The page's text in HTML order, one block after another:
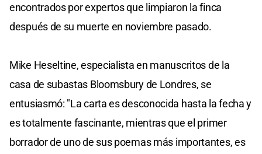
encontrados por expertos que limpiaron la finca
después de su muerte en noviembre pasado.
Mike Heseltine, especialista en manuscritos de la
casa de subastas Bloomsbury de Londres, se
entusiasmó: "La carta es desconocida hasta la fecha y
es totalmente fascinante, mientras que el primer
borrador de uno de sus poemas más importantes, es